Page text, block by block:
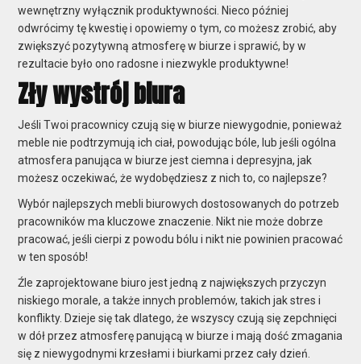
wewnętrzny wyłącznik produktywności. Nieco później
odwrócimy tę kwestię i opowiemy o tym, co możesz zrobić, aby
zwiększyć pozytywną atmosferę w biurze i sprawić, by w
rezultacie było ono radosne i niezwykle produktywne!
Zły wystrój biura
Jeśli Twoi pracownicy czują się w biurze niewygodnie, ponieważ
meble nie podtrzymują ich ciał, powodując bóle, lub jeśli ogólna
atmosfera panująca w biurze jest ciemna i depresyjna, jak
możesz oczekiwać, że wydobędziesz z nich to, co najlepsze?
Wybór najlepszych mebli biurowych dostosowanych do potrzeb
pracowników ma kluczowe znaczenie. Nikt nie może dobrze
pracować, jeśli cierpi z powodu bólu i nikt nie powinien pracować
w ten sposób!
Źle zaprojektowane biuro jest jedną z największych przyczyn
niskiego morale, a także innych problemów, takich jak stres i
konflikty. Dzieje się tak dlatego, że wszyscy czują się zepchnięci
w dół przez atmosferę panującą w biurze i mają dość zmagania
się z niewygodnymi krzesłami i biurkami przez cały dzień.